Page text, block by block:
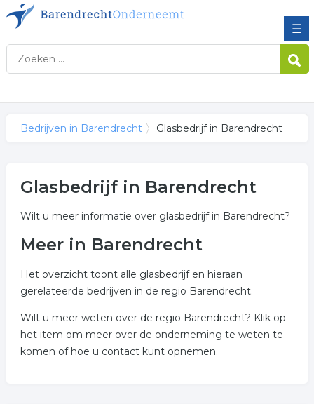
☰
Bedrijven in Barendrecht Glasbedrijf in Barendrecht
Glasbedrijf in Barendrecht
Wilt u meer informatie over glasbedrijf in Barendrecht?
Meer in Barendrecht
Het overzicht toont alle glasbedrijf en hieraan
gerelateerde bedrijven in de regio Barendrecht.
Wilt u meer weten over de regio Barendrecht? Klik op
het item om meer over de onderneming te weten te
komen of hoe u contact kunt opnemen.